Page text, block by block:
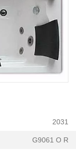
2031
G9061 O R